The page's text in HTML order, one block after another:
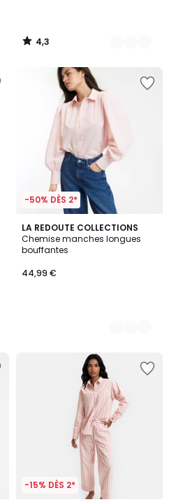
4,3
/
-50% DÈS 2*
LA REDOUTE COLLECTIONS
Chemise manches longues
bouffantes
44,99 €
2
Couleurs
-15% DÈS 2*